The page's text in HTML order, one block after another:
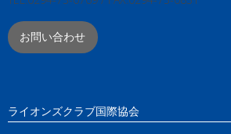
お問い合わせ
ライオンズクラブ国際協会